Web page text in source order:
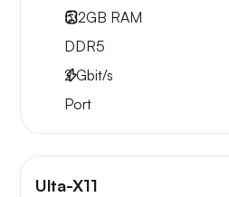
512GB RAM
DDR5
2Gbit/s
Port
Ulta-X11